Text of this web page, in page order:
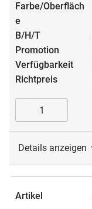
Details anzeigen